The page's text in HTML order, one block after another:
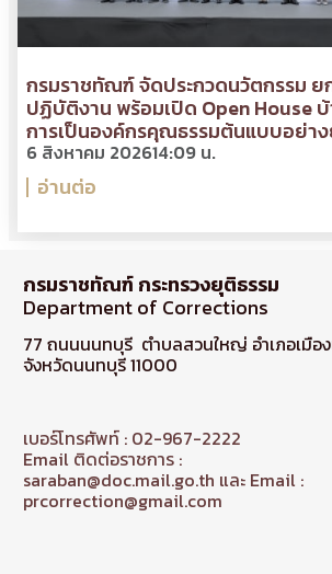
กรมราชทัณฑ์ จัดประกวดนวัตกรรม ย
ปฏิบัติงาน พร้อมเปิด Open House
การเป็นองค์กรคุณธรรมต้นแบบอย่า
6 สิงหาคม 202614:09 น.
อ่านต่อ
กรมราชทัณฑ์ กระทรวงยุติธรรม
Department of Corrections
77 ถนนนนทบุรี ตำบลสวนใหญ่ อำเภอเมือ
จังหวัดนนทบุรี 11000
เบอร์โทรศัพท์ : 02-967-2222
Email ติดต่อราชการ :
saraban@doc.mail.go.th และ Email :
prcorrection@gmail.com